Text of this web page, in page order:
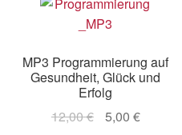
MP3 Programmierung auf
Gesundheit, Glück und
Erfolg
12,00€
Ursprünglicher
5,00 €Aktueller